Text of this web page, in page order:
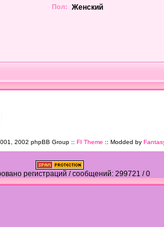
Пол:
Женский
2002 phpBB Group :: FI Theme :: Modded by
регистраций / сообщений: 299721 / 0